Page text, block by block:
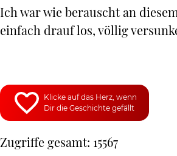
Ich war wie berauscht an
einfach drauf los, völlig
Klicke auf das Herz, wenn
Dir die Geschichte gefällt
Zugriffe gesamt: 15567